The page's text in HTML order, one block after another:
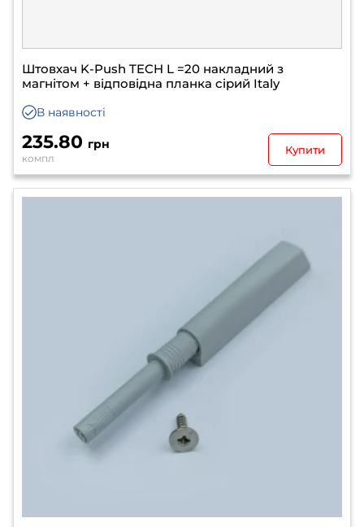
Штовхач K-Push TECH L =20 накладний з
магнітом + відповідна планка сірий Italy
В наявності
235.80 грн
компл
Купити